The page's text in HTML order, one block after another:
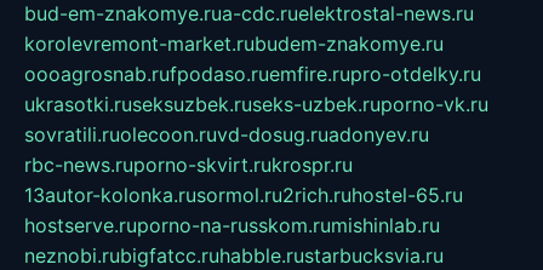
bud-em-znakomye.rua-cdc.ruelektrostal-news.ru
korolevremont-market.rubudem-znakomye.ru
oooagrosnab.rufpodaso.ruemfire.rupro-otdelky.ru
ukrasotki.ruseksuzbek.ruseks-uzbek.ruporno-vk.ru
sovratili.ruolecoon.ruvd-dosug.ruadonyev.ru
rbc-news.ruporno-skvirt.rukrospr.ru
13autor-kolonka.rusormol.ru2rich.ruhostel-65.ru
hostserve.ruporno-na-russkom.rumishinlab.ru
neznobi.rubigfatcc.ruhabble.rustarbucksvia.ru